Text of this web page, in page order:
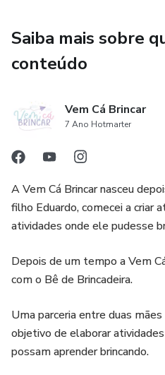
Saiba mais sobre
conteúdo
Vem Cá Brincar
7 Ano Hotmarter
A Vem Cá Brincar nasceu
filho Eduardo, comecei a criar
atividades onde ele pudesse
Depois de um tempo a Vem
com o Bê de Brincadeira.
Uma parceria entre duas
objetivo de elaborar
possam aprender brincando.